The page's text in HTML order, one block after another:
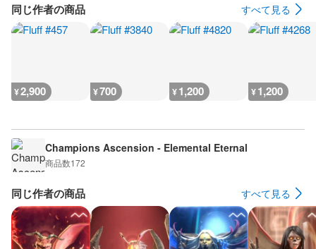
同じ作者の商品 すべて見る
¥2,900 ¥700 ¥1,200 ¥1,200
Champions Ascension - Elemental Eternal
商品数172
同じ作者の商品 すべて見る